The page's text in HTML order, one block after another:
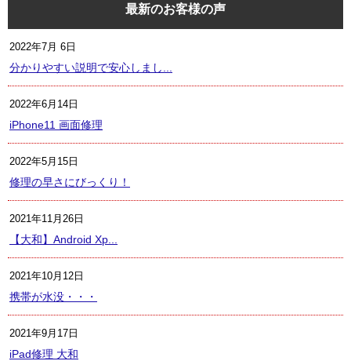
最新のお客様の声
2022年7月 6日
分かりやすい説明で安心しまし...
2022年6月14日
iPhone11 画面修理
2022年5月15日
修理の早さにびっくり！
2021年11月26日
【大和】Android Xp...
2021年10月12日
携帯が水没・・・
2021年9月17日
iPad修理 大和